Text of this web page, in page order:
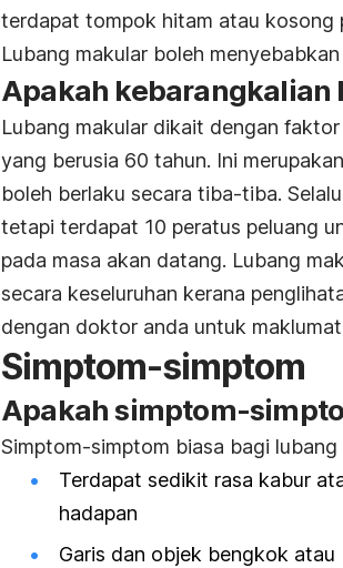
terdapat tompok hitam atau kosong
Lubang makular boleh
Apakah kebarangkalian
Lubang makular dikait dengan
yang berusia 60 tahun. Ini
boleh berlaku secara tiba-tiba.
tetapi terdapat 10 peratus peluang
pada masa akan datang. Lubang
secara keseluruhan kerana
dengan doktor anda untuk
Simptom-simptom
Apakah simptom-
Simptom-simptom biasa bagi lubang
Terdapat sedikit rasa kabur
hadapan
Garis dan objek bengkok atau